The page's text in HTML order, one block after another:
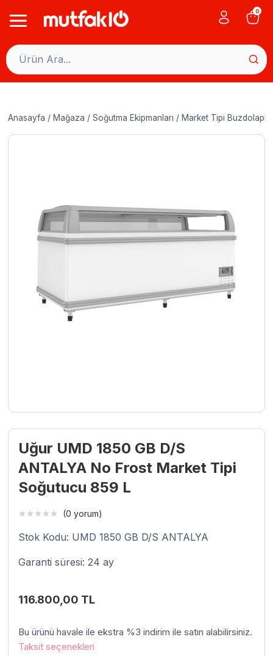
0
Anasayfa / Mağaza / Soğutma Ekipmanları / Market Tipi
Uğur UMD 1850 GB D/S
ANTALYA No Frost Market Tipi
Soğutucu 859 L
(0 yorum)
Stok Kodu: UMD 1850 GB D/S ANTALYA
Garanti süresi: 24 ay
116.800,00 TL
Bu ürünü havale ile ekstra %3 indirim ile satın alabilirsiniz.
Taksit seçenekleri